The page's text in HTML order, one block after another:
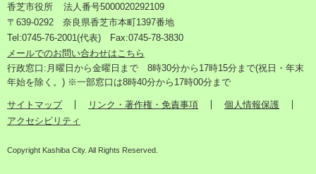
香芝市役所
法人番号5000020292109
〒639-0292 奈良県香芝市本町1397番地
Tel:0745-76-2001(代表) Fax:0745-78-3830
メールでのお問い合わせはこちら
行政窓口:月曜日から金曜日まで 8時30分から17時15分まで(祝日・年末
年始を除く。) ※一部窓口は8時40分から17時00分まで
サイトマップ リンク・著作権・免責事項
個人情報保護
アクセシビリティ
Copyright Kashiba City. All Rights Reserved.